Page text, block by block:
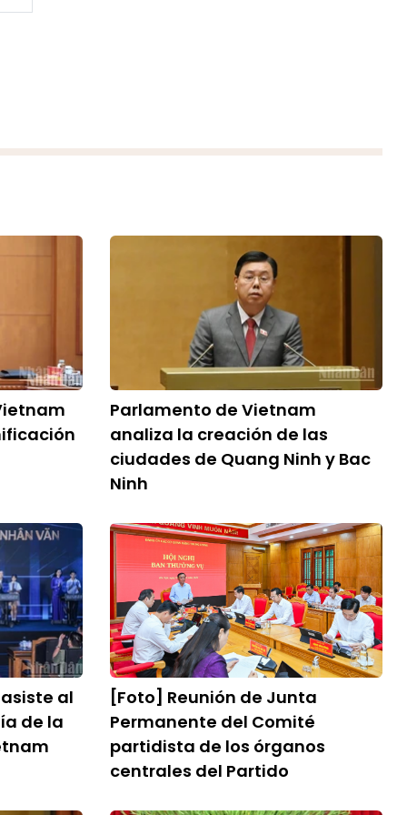
Parlamento de Vietnam
analiza la creación de las
ciudades de Quang Ninh y Bac
Ninh
al
de la
[Foto] Reunión de Junta
Permanente del Comité
partidista de los órganos
centrales del Partido